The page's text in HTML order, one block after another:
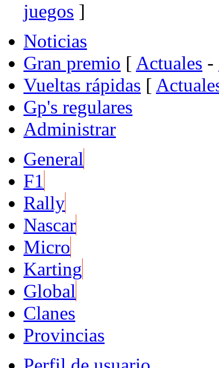
juegos ]
Noticias
Gran premio [ Actuales -
Vueltas rápidas [
Gp's regulares
Administrar
General
F1
Rally
Nascar
Micro
Karting
Global
Clanes
Provincias